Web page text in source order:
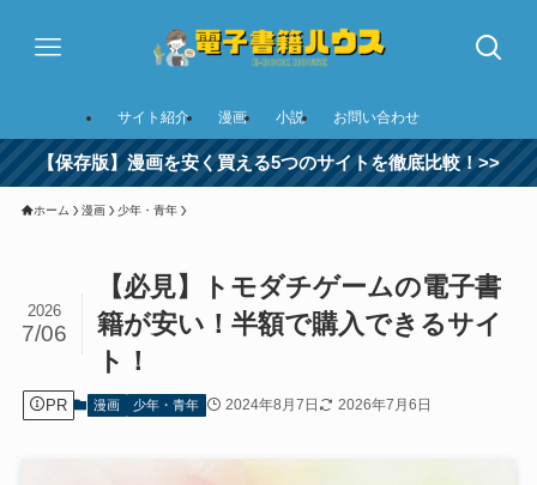
サイト紹介 漫画 小説 お問い合わせ
【保存版】漫画を安く買える5つのサイトを徹底比較！>>
ホーム 漫画 少年・青年
【必見】トモダチゲームの電子書
籍が安い！半額で購入できるサイ
ト！
2026
7/06
PR 漫画 少年・青年 2024年8月7日 2026年7月6日